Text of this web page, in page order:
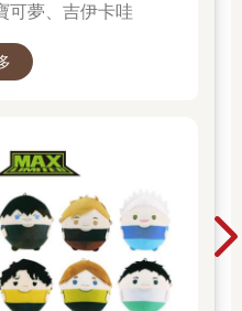
可夢、吉伊卡哇